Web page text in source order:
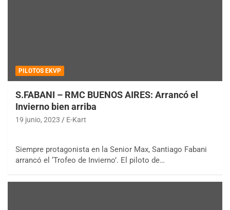
PILOTOS EKVP
S.FABANI – RMC BUENOS AIRES: Arrancó el
Invierno bien arriba
19 junio, 2023 E-Kart
Siempre protagonista en la Senior Max, Santiago Fabani
arrancó el ‘Trofeo de Invierno’. El piloto de…